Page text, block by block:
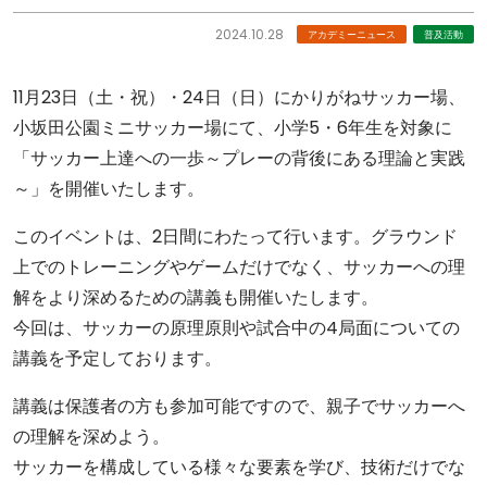
2024.10.28 アカデミーニュース 普及活動
11月23日（土・祝）・24日（日）にかりがねサッカー場、
小坂田公園ミニサッカー場にて、小学5・6年生を対象に
「サッカー上達への一歩～プレーの背後にある理論と実践
～」を開催いたします。
このイベントは、2日間にわたって行います。グラウンド
上でのトレーニングやゲームだけでなく、サッカーへの理
解をより深めるための講義も開催いたします。
今回は、サッカーの原理原則や試合中の4局面についての
講義を予定しております。
講義は保護者の方も参加可能ですので、親子でサッカーへ
の理解を深めよう。
サッカーを構成している様々な要素を学び、技術だけでな